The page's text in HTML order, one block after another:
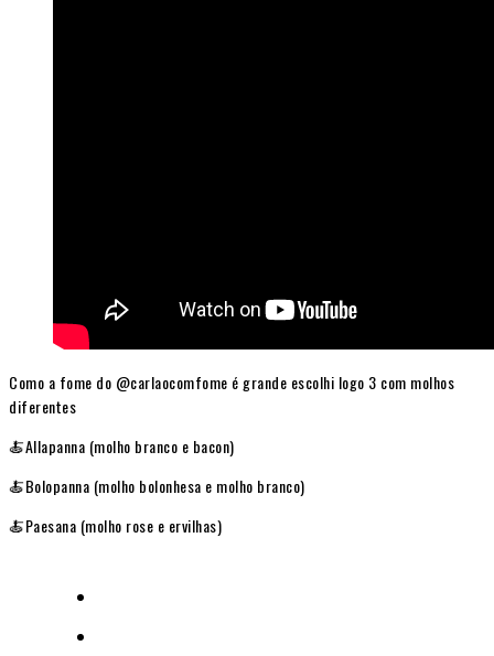
Como a fome do @carlaocomfome é grande escolhi logo 3 com molhos
diferentes
🍝Allapanna (molho branco e bacon)
🍝Bolopanna (molho bolonhesa e molho branco)
🍝Paesana (molho rose e ervilhas)